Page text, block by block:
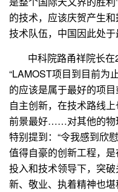
的技术，应该庆贺产生
技术队伍，中国因此处于
中科院路甬祥院长在
“LAMOST项目到目前为
的应该是属于最好的项
自主创新，在技术路线
前景最好……对其他的
特别提到：“令我感到欣
值得自豪的创新工程，
投入和技术领导下，突
新、敬业、执着精神也堪